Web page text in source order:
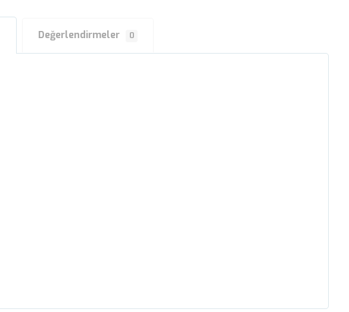
Değerlendirmeler 0